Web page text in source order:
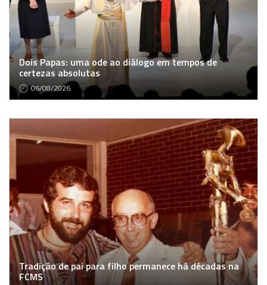
Dois Papas: uma ode ao diálogo em tempos de
certezas absolutas
06/08/2026
Tradição de pai para filho permanece há décadas na
FCMS